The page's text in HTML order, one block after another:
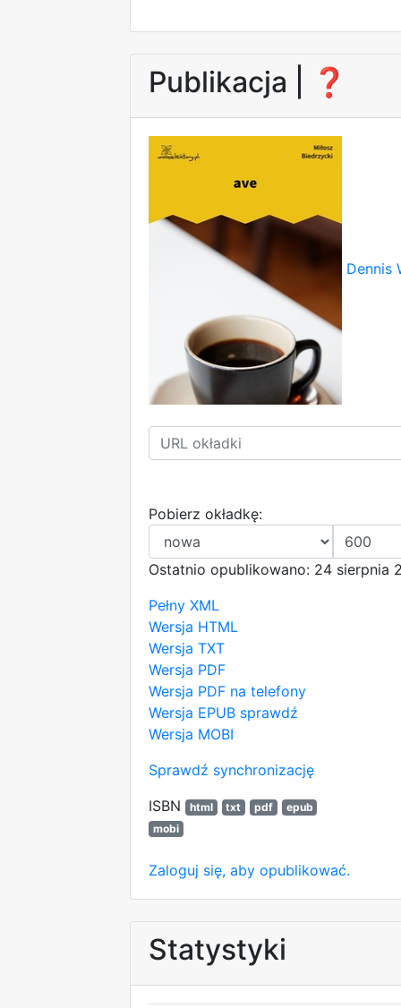
Publikacja | ❓
Dennis
Pobierz okładkę:
Ostatnio opublikowano: 24 sierpnia
Pełny XML
Wersja HTML
Wersja TXT
Wersja PDF
Wersja PDF na telefony
Wersja EPUB sprawdź
Wersja MOBI
Sprawdź synchronizację
ISBN
html txt pdf
epub
mobi
Zaloguj się, aby opublikować.
Statystyki